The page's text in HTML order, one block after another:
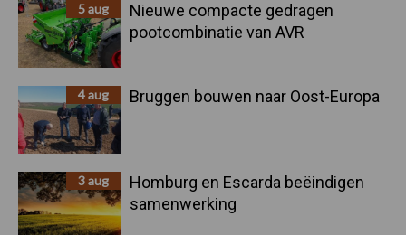
5 aug
Nieuwe compacte gedragen
pootcombinatie van AVR
4 aug Bruggen bouwen naar Oost-Europa
3 aug
Homburg en Escarda beëindigen
samenwerking